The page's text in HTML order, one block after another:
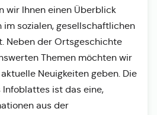
wir Ihnen einen Überblick
im sozialen, gesellschaftlichen
Neben der Ortsgeschichte
Themen möchten wir
Neuigkeiten geben. Die
ist das eine,
aus der